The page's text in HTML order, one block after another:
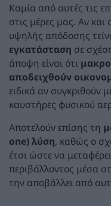
Καμία από αυτές τις
στις μέρες μας. Αν και
υψηλής απόδοσης
εγκατάσταση σε
άποψη είναι ότι
αποδειχθούν
ειδικά αν συγκριθούν
καυστήρες φυσικού
Αποτελούν επίσης τη
one) λύση, καθώς ο
έτσι ώστε να
περιβάλλοντος μέσα
την αποβάλλει από